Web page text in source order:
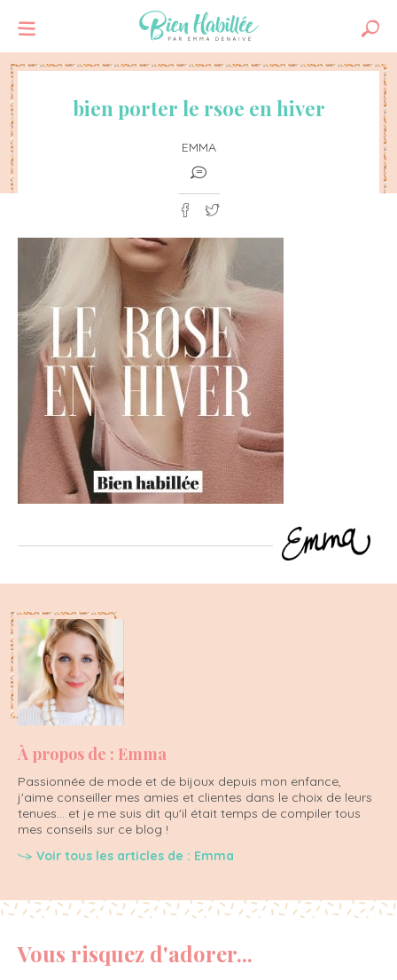
bien porter le rsoe en hiver
EMMA
À propos de : Emma
Passionnée de mode et de bijoux depuis mon enfance,
j'aime conseiller mes amies et clientes dans le choix de leurs
tenues... et je me suis dit qu'il était temps de compiler tous
mes conseils sur ce blog !
Voir tous les articles de : Emma
Vous risquez d'adorer...